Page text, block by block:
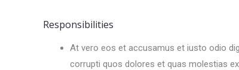
Responsibilities
At vero eos et accusamus et iusto odio
corrupti quos dolores et quas molestias